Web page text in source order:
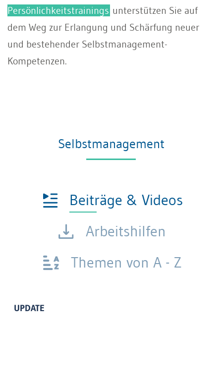
Persönlichkeitstrainings unterstützen Sie auf
dem Weg zur Erlangung und Schärfung neuer
und bestehender Selbstmanagement-
Kompetenzen.
Selbstmanagement
Beiträge & Videos
Arbeitshilfen
Themen von A - Z
UPDATE